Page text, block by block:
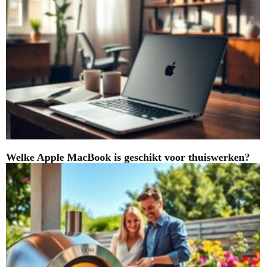
Welke Apple MacBook is geschikt voor thuiswerken?